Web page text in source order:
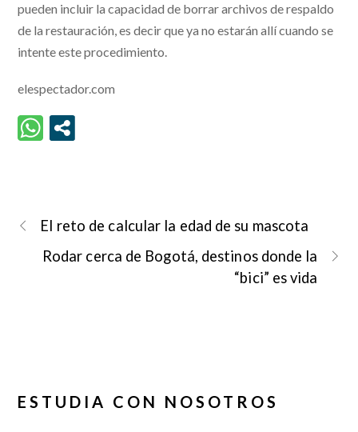
pueden incluir la capacidad de borrar archivos de respaldo
de la restauración, es decir que ya no estarán allí cuando se
intente este procedimiento.
elespectador.com
El reto de calcular la edad de su mascota
Rodar cerca de Bogotá, destinos donde la
“bici” es vida
ESTUDIA CON NOSOTROS